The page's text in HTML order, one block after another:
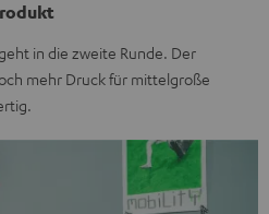
in die zweite Runde. Der
mehr Druck für mittelgroße